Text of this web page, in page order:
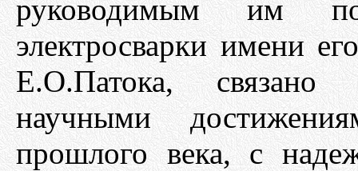
руководимым им
электросварки имени
Е.О.Патока,
научными
прошлого века, с